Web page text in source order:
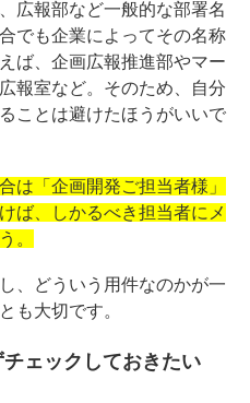
広報部など一般的な部署名
でも企業によってその名称
ば、企画広報推進部やマー
報室など。そのため、自分
ことは避けたほうがいいで
は「企画開発ご担当者様」
ば、しかるべき担当者にメ
。
、どういう用件なのかが一
も大切です。
ェックしておきたい